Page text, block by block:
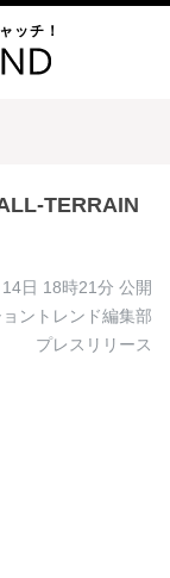
ッチ！
TERRAIN
日 18時21分 公開
ントレンド編集部
プレスリリース